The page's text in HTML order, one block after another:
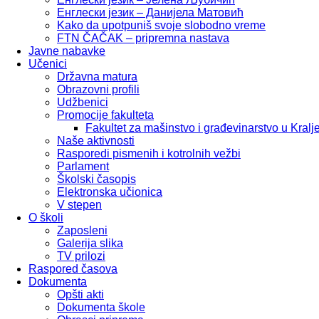
Енглески језик – Данијела Матовић
Kako da upotpuniš svoje slobodno vreme
FTN ČAČAK – pripremna nastava
Javne nabavke
Učenici
Državna matura
Obrazovni profili
Udžbenici
Promocije fakulteta
Fakultet za mašinstvo i građevinarstvo u
Naše aktivnosti
Rasporedi pismenih i kotrolnih vežbi
Parlament
Školski časopis
Elektronska učionica
V stepen
O školi
Zaposleni
Galerija slika
TV prilozi
Raspored časova
Dokumenta
Opšti akti
Dokumenta škole